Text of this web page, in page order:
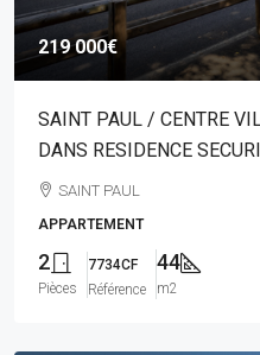
219 000€
SAINT PAUL / CENTRE
DANS RESIDENCE
SAINT PAUL
APPARTEMENT
2
Pièces
7734CF
Référence
44
m2